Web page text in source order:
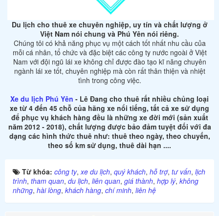
Du lịch cho thuê xe chuyên nghiệp, uy tín và chất lượng ở
Việt Nam nói chung và Phú Yên nói riêng.
Chúng tôi có khả năng phục vụ một cách tốt nhất nhu cầu của
mỗi cá nhân, tổ chức và đặc biệt các công ty nước ngoài ở Việt
Nam với đội ngũ lái xe không chỉ được đào tạo kĩ năng chuyên
ngành lái xe tốt, chuyên nghiệp mà còn rất thân thiện và nhiệt
tình trong công việc.
Xe du lịch Phú Yên - Lê Đang cho thuê rất nhiều chủng loại
xe từ 4 đến 45 chỗ của hãng xe nổi tiếng, tất cả xe sử dụng
để phục vụ khách hàng đều là những xe đời mới (sản xuất
năm 2012 - 2018), chất lượng được bảo đảm tuyệt đối với đa
dạng các hình thức thuê như: thuê theo ngày, theo chuyến,
theo số km sử dụng, thuê dài hạn ....
Từ khóa: công ty,xe du lịch, quý khách, hỗ trợ, tư vấn, lịch
trình, tham quan, du lịch, liên quan, giá thành, hợp lý, không
những, hài lòng, khách hàng, chí minh, liên hệ